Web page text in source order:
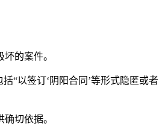
的案件。
“以签订‘阴阳合同’等形式隐匿或者
切依据。